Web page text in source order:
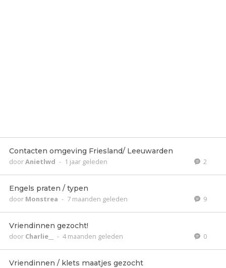
Contacten omgeving Friesland/ Leeuwarden
doorAnietlwd - 1 jaar geleden 2
Engels praten / typen
door Monstrea - 7 maanden geleden 9
Vriendinnen gezocht!
door Charlie__ - 4 maanden geleden 0
Vriendinnen / klets maatjes gezocht